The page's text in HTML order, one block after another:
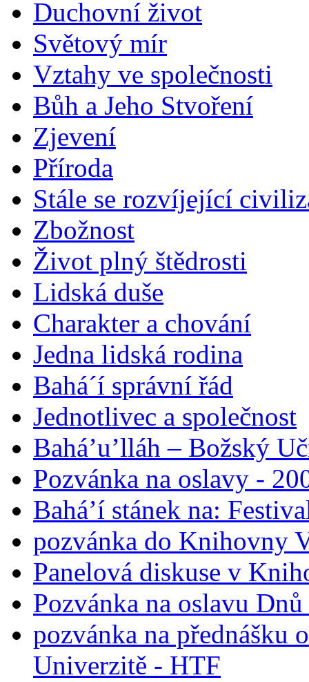
Duchovní život
Světový mír
Vztahy ve společnosti
Bůh a Jeho Stvoření
Zjevení
Příroda
Stále se rozvíjející
Zbožnost
Život plný štědrosti
Lidská duše
Charakter a chování
Jedna lidská rodina
Bahá´í správní řád
Jednotlivec a společnost
Bahá’u’lláh – Božský
Pozvánka na oslavy -
Bahá’í stánek na:
pozvánka do Knihovny
Panelová diskuse v
Pozvánka na oslavu
pozvánka na přednášku
Univerzitě - HTF